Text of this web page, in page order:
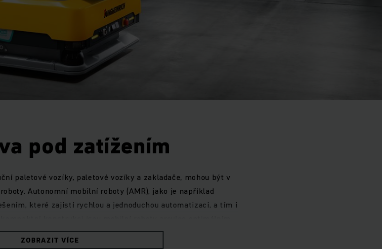
pod zatížením
paletové vozíky, paletové vozíky a zakladače, mohou být v
Autonomní mobilní roboty (AMR), jako je například
které zajistí rychlou a jednoduchou automatizaci, a tím i
ve skladech. Tyto všestranné stroje zvyšující efektivitu jsou
logistice a výrobě a pro zásobování pracovišť zbožím.
ZOBRAZIT VÍCE